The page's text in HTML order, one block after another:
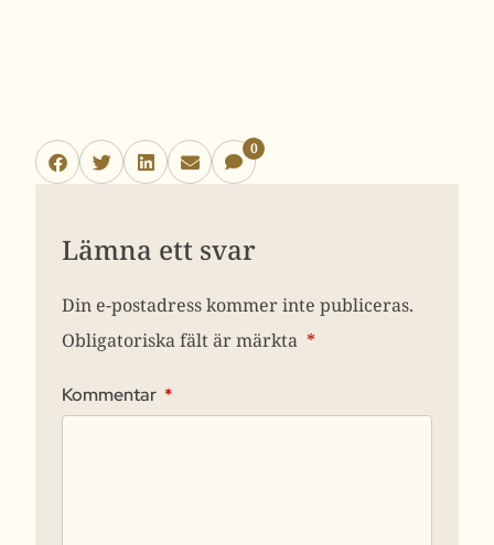
0
Lämna ett svar
Din e-postadress kommer inte publiceras.
Obligatoriska fält är märkta *
Kommentar *